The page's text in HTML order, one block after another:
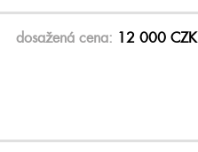
dosažená cena: 12 000 CZK